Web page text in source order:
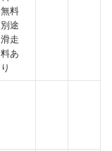
無料
別途
滑走
料あ
り